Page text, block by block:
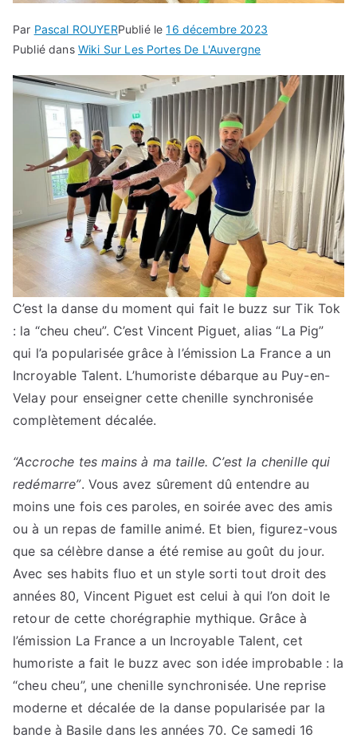
Par Pascal ROUYERPublié le16 décembre 2023
Publié dans Wiki Sur Les Portes De L'Auvergne
C’est la danse du moment qui fait le buzz sur Tik Tok
: la “cheu cheu”. C’est Vincent Piguet, alias “La Pig”
qui l’a popularisée grâce à l’émission La France a un
Incroyable Talent. L’humoriste débarque au Puy-en-
Velay pour enseigner cette chenille synchronisée
complètement décalée.
“Accroche tes mains à ma taille. C’est la chenille qui
redémarre”. Vous avez sûrement dû entendre au
moins une fois ces paroles, en soirée avec des amis
ou à un repas de famille animé. Et bien, figurez-vous
que sa célèbre danse a été remise au goût du jour.
Avec ses habits fluo et un style sorti tout droit des
années 80, Vincent Piguet est celui à qui l’on doit le
retour de cette chorégraphie mythique. Grâce à
l’émission La France a un Incroyable Talent, cet
humoriste a fait le buzz avec son idée improbable : la
“cheu cheu”, une chenille synchronisée. Une reprise
moderne et décalée de la danse popularisée par la
bande à Basile dans les années 70. Ce samedi 16